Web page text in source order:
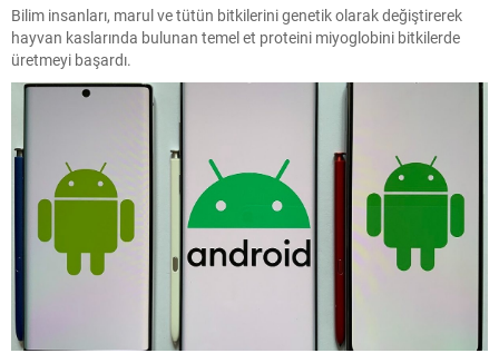
Bilim insanları, marul ve tütün bitkilerini genetik olarak değiştirerek
hayvan kaslarında bulunan temel et proteini miyoglobini bitkilerde
üretmeyi başardı.